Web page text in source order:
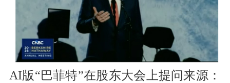
AI版“巴菲特”在股东大会上提问来源：